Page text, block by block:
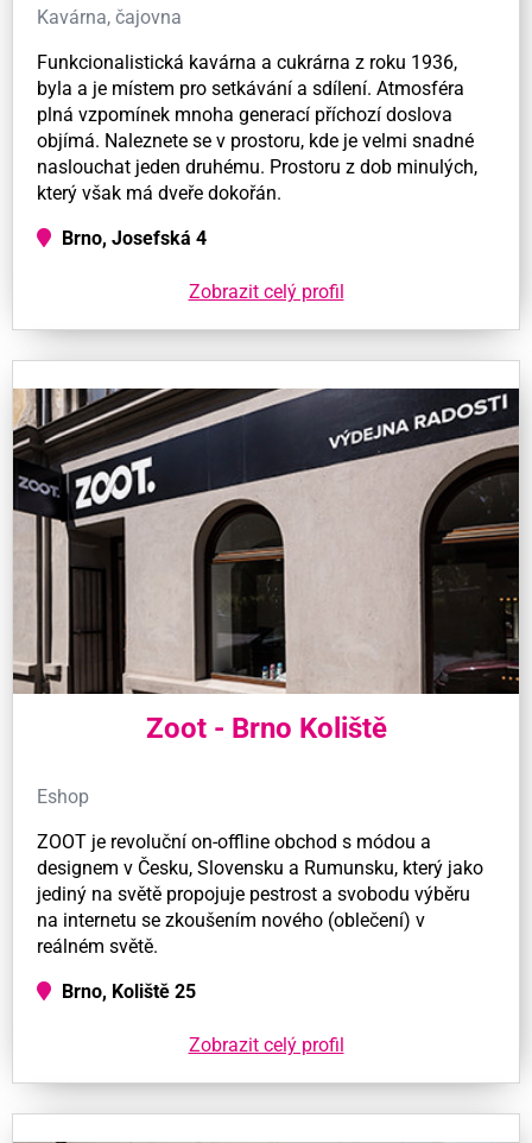
Kavárna, čajovna
Funkcionalistická kavárna a cukrárna z roku 1936,
byla a je místem pro setkávání a sdílení. Atmosféra
plná vzpomínek mnoha generací příchozí doslova
objímá. Naleznete se v prostoru, kde je velmi snadné
naslouchat jeden druhému. Prostoru z dob minulých,
který však má dveře dokořán.
Brno, Josefská 4
Zobrazit celý profil
Zoot - Brno Koliště
Eshop
ZOOT je revoluční on-offline obchod s módou a
designem v Česku, Slovensku a Rumunsku, který jako
jediný na světě propojuje pestrost a svobodu výběru
na internetu se zkoušením nového (oblečení) v
reálném světě.
Brno, Koliště 25
Zobrazit celý profil